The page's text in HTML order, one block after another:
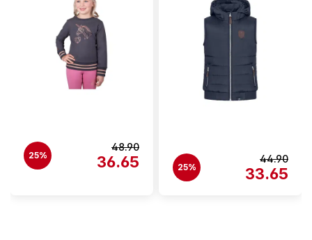
25%
48.90
36.65 25%
44.90
33.65